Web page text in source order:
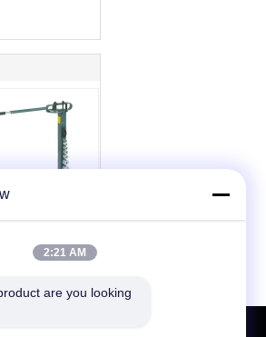
καθηκόντων 7
υδραυλική
σωλήνων
2:21 AM
are you looking